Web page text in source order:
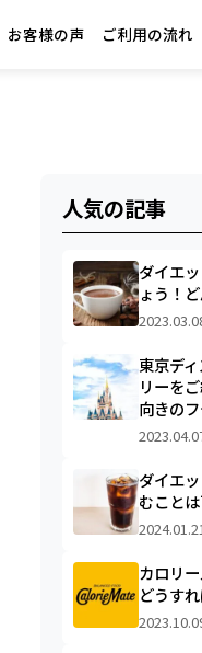
お客様の声 ご利用の流れ
人気の記事
ダイエ
ょう！
東京デ
リーを
向きの
ダイエ
むこと
カロリ
どうす